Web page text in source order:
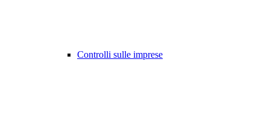
Controlli sulle imprese